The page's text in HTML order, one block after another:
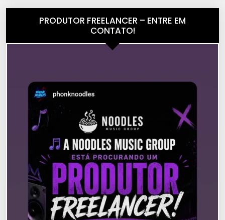
PRODUTOR FREELANCER – ENTRE EM
CONTATO!